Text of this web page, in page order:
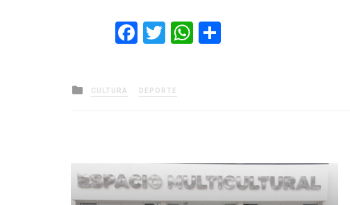
Facebook
TwitterWhatsApp
Posted
in
CULTURA DEPORTE